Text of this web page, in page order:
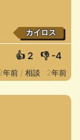
カイロス
👍 2 👎 -4
年前 / 相談 : 2年前